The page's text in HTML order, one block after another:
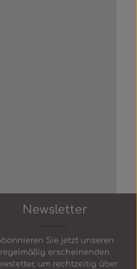
um die Anzahl zu
Newsletter
Sie jetzt unseren
regelmäßig erscheinenden
um rechtzeitig über